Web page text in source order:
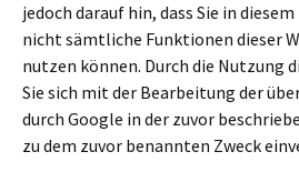
jedoch darauf hin, dass Sie in
nicht sämtliche Funktionen dieser
nutzen können. Durch die Nutzung
Sie sich mit der Bearbeitung der
durch Google in der zuvor
zu dem zuvor benannten Zweck